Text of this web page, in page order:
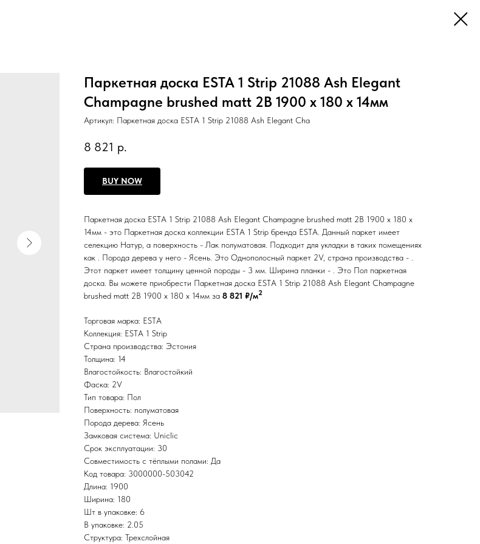
Паркетная доска ESTA 1 Strip 21088 Ash Elegant
Champagne brushed matt 2B 1900 x 180 x 14мм
Артикул: Паркетная доска ESTA 1 Strip 21088 Ash Elegant Cha
8 821 р.
BUY NOW
Паркетная доска ESTA 1 Strip 21088 Ash Elegant Champagne brushed matt 2B 1900 x 180 x
14мм - это Паркетная доска коллекции ESTA 1 Strip бренда ESTA. Данный паркет имеет
селекцию Натур, а поверхность - Лак полуматовая. Подходит для укладки в таких помещениях
как . Порода дерева у него - Ясень. Это Однополосный паркет 2V, страна производства - .
Этот паркет имеет толщину ценной породы - 3 мм. Ширина планки - . Это Пол паркетная
доска. Вы можете приобрести Паркетная доска ESTA 1 Strip 21088 Ash Elegant Champagne
brushed matt 2B 1900 x 180 x 14мм за 8 821 ₽/м2
Торговая марка: ESTA
Коллекция: ESTA 1 Strip
Страна производства: Эстония
Толщина: 14
Влагостойкость: Влагостойкий
Фаска: 2V
Тип товара: Пол
Поверхность: полуматовая
Порода дерева: Ясень
Замковая система: Uniclic
Срок эксплуатации: 30
Совместимость с тёплыми полами: Да
Код товара: 3000000-503042
Длина: 1900
Ширина: 180
Шт в упаковке: 6
В упаковке: 2.05
Структура: Трехслойная